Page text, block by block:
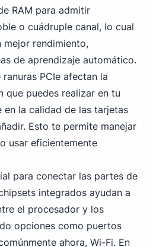
RAM para admitir
o cuádruple canal, lo cual
rendimiento,
de aprendizaje automático.
PCIe afectan la
que puedes realizar en tu
en la calidad de las tarjetas
Esto te permite manejar
usar eficientemente
para conectar las partes de
integrados ayudan a
el procesador y los
opciones como puertos
ahora, Wi-Fi. En